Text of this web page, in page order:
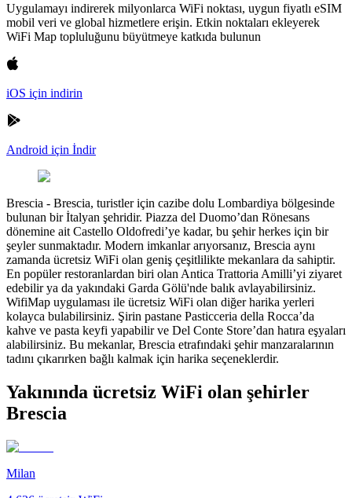
Uygulamayı indirerek milyonlarca WiFi noktası, uygun fiyatlı eSIM
mobil veri ve global hizmetlere erişin. Etkin noktaları ekleyerek
WiFi Map topluluğunu büyütmeye katkıda bulunun
iOS için indirin
Android için İndir
Brescia - Brescia, turistler için cazibe dolu Lombardiya bölgesinde
bulunan bir İtalyan şehridir. Piazza del Duomo’dan Rönesans
dönemine ait Castello Oldofredi’ye kadar, bu şehir herkes için bir
şeyler sunmaktadır. Modern imkanlar arıyorsanız, Brescia aynı
zamanda ücretsiz WiFi olan geniş çeşitlilikte mekanlara da sahiptir.
En popüler restoranlardan biri olan Antica Trattoria Amilli’yi ziyaret
edebilir ya da yakındaki Garda Gölü'nde balık avlayabilirsiniz.
WifiMap uygulaması ile ücretsiz WiFi olan diğer harika yerleri
kolayca bulabilirsiniz. Şirin pastane Pasticceria della Rocca’da
kahve ve pasta keyfi yapabilir ve Del Conte Store’dan hatıra eşyaları
alabilirsiniz. Bu mekanlar, Brescia etrafındaki şehir manzaralarının
tadını çıkarırken bağlı kalmak için harika seçeneklerdir.
Yakınında ücretsiz WiFi olan şehirler
Brescia
Milan